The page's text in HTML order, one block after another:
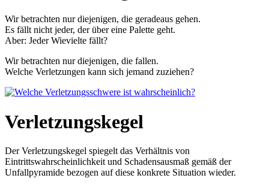
Wir betrachten nur diejenigen, die geradeaus gehen.
Es fällt nicht jeder, der über eine Palette geht.
Aber: Jeder Wievielte fällt?
Wir betrachten nur diejenigen, die fallen.
Welche Verletzungen kann sich jemand zuziehen?
Verletzungskegel
Der Verletzungskegel spiegelt das Verhältnis von
Eintrittswahrscheinlichkeit und Schadensausmaß gemäß der
Unfallpyramide bezogen auf diese konkrete Situation wieder.